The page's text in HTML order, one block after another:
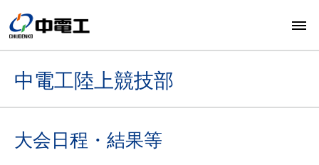
中電工陸上競技部
大会日程・結果等